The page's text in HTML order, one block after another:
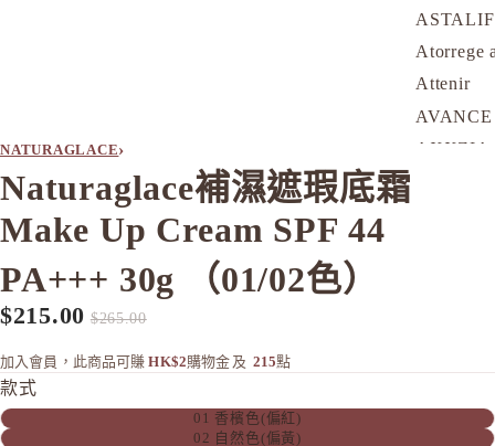
Atorrege
Attenir
AVANCE
AXXZIA
Curel 花
NATURAGLACE›
Naturaglace補濕遮瑕底霜
Make Up Cream SPF 44
PA+++ 30g （01/02色）
促銷價
$215.00 定價
$265.00
加入會員，此商品可賺 HK$2購物金 及 215點
款式
01 香檳色(偏紅)
02 自然色(偏黃)